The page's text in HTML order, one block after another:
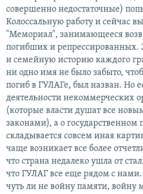
совершенно недостаточные)
Колоссальную работу и сейчас
"Мемориал", занимающееся
погибших и репрессированных.
и семейную историю каждого
ни одно имя не было забыто,
погиб в ГУЛАГе, был назван. Но
деятельности некоммерческих
(которые власти душат все
законами), а о государственном
складывается совсем иная
чаще возникает все более
что страна недалеко ушла от
что ГУЛАГ все еще рядом с
чуть ли не войну памяти, войну